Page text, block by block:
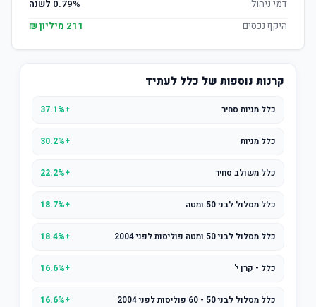
דמי ניהול
0.79% לשנה
היקף נכסים
211 מיליון ₪
קרנות נוספות של כלל לעתיד
כלל מניות סחיר +37.1%
כלל מניות +30.2%
כלל משולב סחיר +22.2%
כלל מסלול לבני 50 ומטה +18.7%
כלל מסלול לבני 50 ומטה פוליסות לפני 2004 +18.4%
כלל - קרן י' +16.6%
כלל מסלול לבני 50 - 60 פוליסות לפני 2004 +16.6%